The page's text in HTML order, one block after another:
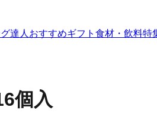
達人おすすめギフト 食材・飲料特
個入